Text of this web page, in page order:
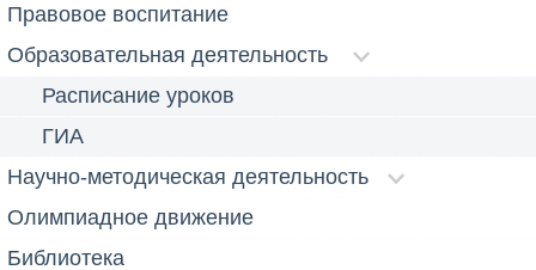
Правовое воспитание
Образовательная деятельность
Расписание уроков
ГИА
Научно-методическая деятельность
Олимпиадное движение
Библиотека